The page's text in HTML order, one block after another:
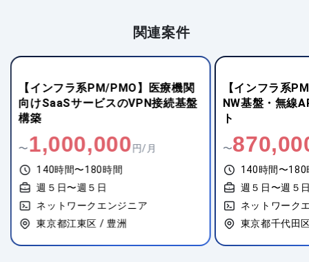
関連案件
【インフラ系PM/PMO】医療機関
向けSaaSサービスのVPN接続基盤
構築
〜1,000,000 円/月
140時間〜180時間
週５日〜週５日
ネットワークエンジニア
東京都江東区 / 豊洲
【インフラ系
NW基盤・無線
ト
〜
140時間〜180
週５日〜週５
ネットワーク
東京都千代田